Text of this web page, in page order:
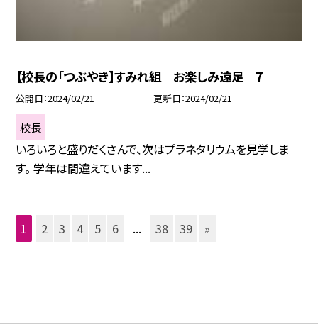
【校長の「つぶやき】すみれ組 お楽しみ遠足 7
公開日 2024/02/21 更新日 2024/02/21
校長
いろいろと盛りだくさんで、次はプラネタリウムを見学しま
す。 学年は間違えています...
1 2 3 4 5 6 ... 38 39 »